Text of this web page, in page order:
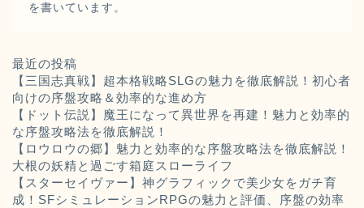
を書いています。
最近の投稿
【三国志真戦】超本格戦略SLGの魅力を徹底解説！初心者
向けの序盤攻略＆効率的な進め方
【ドット伝説】魔王になって異世界を再建！魅力と効率的
な序盤攻略法を徹底解説！
【ロウロウの郷】魅力と効率的な序盤攻略法を徹底解説！
大根の妖精と過ごす箱庭スローライフ
【スターセイヴァー】神グラフィックで美少女をガチ育
成！SFシミュレーションRPGの魅力と評価、序盤の効率